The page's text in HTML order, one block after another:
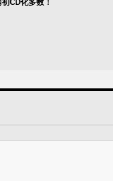
CD化多数！